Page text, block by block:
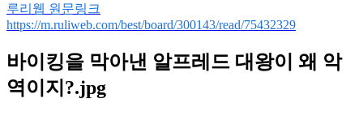
루리웹 원문링크
https://m.ruliweb.com/best/board/300143/read/75432329
바이킹을 막아낸 알프레드 대왕이 왜 악
역이지?.jpg